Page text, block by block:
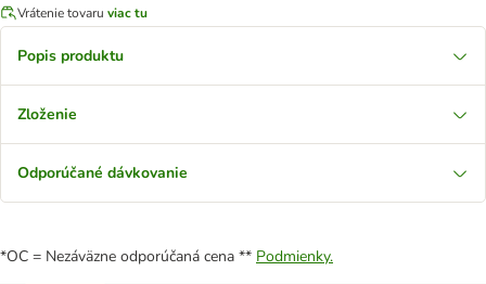
Vrátenie tovaru viac tu
Popis produktu
Zloženie
Odporúčané dávkovanie
*OC = Nezáväzne odporúčaná cena ** Podmienky.